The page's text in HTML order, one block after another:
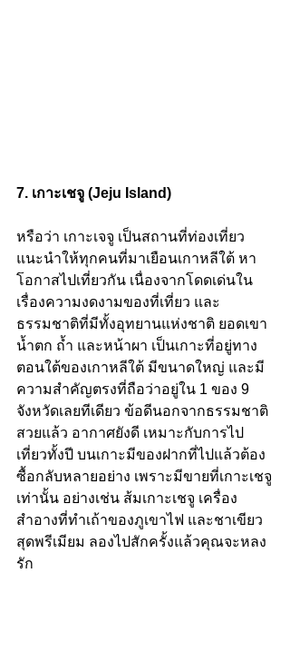
7. เกาะเชจู (Jeju Island)
หรือว่า เกาะเจจู เป็นสถานที่ท่องเที่ยว
แนะนำให้ทุกคนที่มาเยือนเกาหลีใต้ หา
โอกาสไปเที่ยวกัน เนื่องจากโดดเด่นใน
เรื่องความงดงามของที่เที่ยว และ
ธรรมชาติที่มีทั้งอุทยานแห่งชาติ ยอดเขา
น้ำตก ถ้ำ และหน้าผา เป็นเกาะที่อยู่ทาง
ตอนใต้ของเกาหลีใต้ มีขนาดใหญ่ และมี
ความสำคัญตรงที่ถือว่าอยู่ใน 1 ของ 9
จังหวัดเลยทีเดียว ข้อดีนอกจากธรรมชาติ
สวยแล้ว อากาศยังดี เหมาะกับการไป
เที่ยวทั้งปี บนเกาะมีของฝากที่ไปแล้วต้อง
ซื้อกลับหลายอย่าง เพราะมีขายที่เกาะเชจู
เท่านั้น อย่างเช่น ส้มเกาะเชจู เครื่อง
สำอางที่ทำเถ้าของภูเขาไฟ และชาเขียว
สุดพรีเมียม ลองไปสักครั้งแล้วคุณจะหลง
รัก